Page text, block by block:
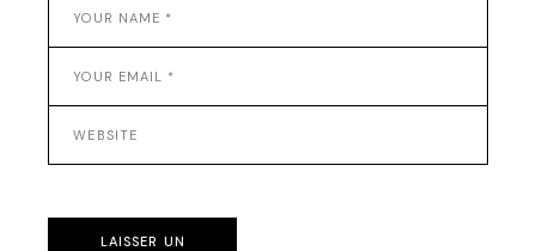
LAISSER UN